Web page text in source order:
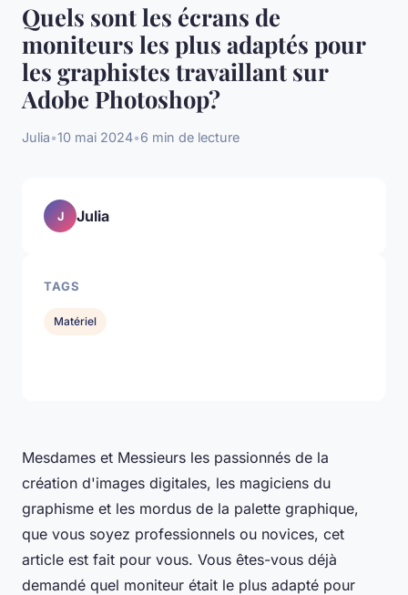
Quels sont les écrans de
moniteurs les plus adaptés pour
les graphistes travaillant sur
Adobe Photoshop?
Julia•10 mai 2024•6 min de lecture
Mesdames et Messieurs les passionnés de la
création d'images digitales, les magiciens du
graphisme et les mordus de la palette graphique,
que vous soyez professionnels ou novices, cet
article est fait pour vous. Vous êtes-vous déjà
demandé quel moniteur était le plus adapté pour
J Julia
TAGS
Matériel